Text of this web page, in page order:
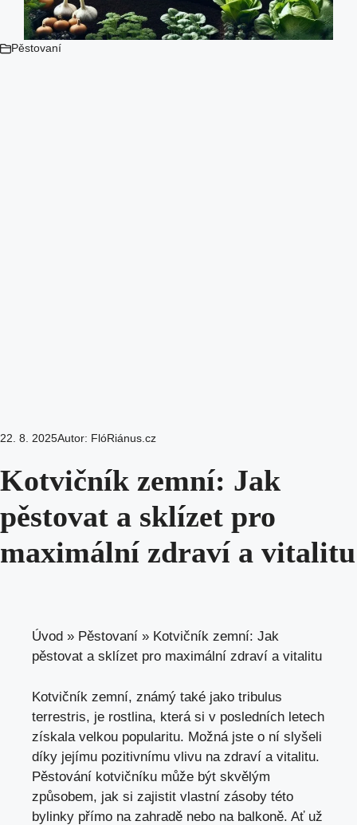
Pěstovaní
22. 8. 2025Autor: FlóRiánus.cz
Kotvičník zemní: Jak
pěstovat a sklízet pro
maximální zdraví a vitalitu
Úvod » Pěstovaní » Kotvičník zemní: Jak
pěstovat a sklízet pro maximální zdraví a vitalitu
Kotvičník zemní, známý také jako tribulus
terrestris, je rostlina, která si v posledních letech
získala velkou popularitu. Možná jste o ní slyšeli
díky jejímu pozitivnímu vlivu na zdraví a vitalitu.
Pěstování kotvičníku může být skvělým
způsobem, jak si zajistit vlastní zásoby této
bylinky přímo na zahradě nebo na balkoně. Ať už